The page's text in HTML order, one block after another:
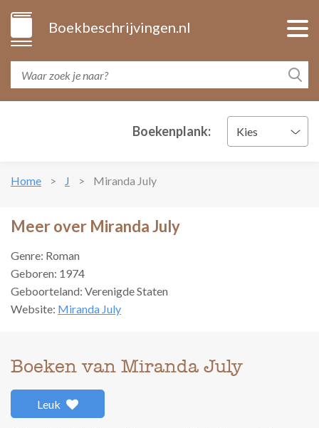
Boekbeschrijvingen.nl
Boekenplank: Kies
Home J Miranda July
Meer over Miranda July
Genre: Roman
Geboren: 1974
Geboorteland: Verenigde Staten
Website: Miranda July
Boeken van Miranda July
Leuk